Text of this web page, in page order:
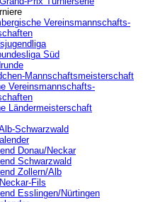
Vereinsmannschafts-
Süd
Mannschaftsmeisterschaft
Vereinsmannschafts-
Ländermeisterschaft
Schwarzwald
Donau/Neckar
Schwarzwald
Zollern/Alb
Fils
‎Esslingen/Nürtingen